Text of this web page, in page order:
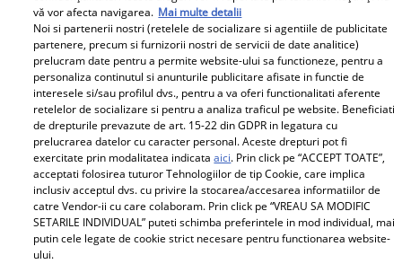
vă vor afecta navigarea. Mai multe detalii
Noi si partenerii nostri (retelele de socializare si agentiile de publicitate
partenere, precum si furnizorii nostri de servicii de date analitice)
prelucram date pentru a permite website-ului sa functioneze, pentru a
personaliza continutul si anunturile publicitare afisate in functie de
interesele si/sau profilul dvs., pentru a va oferi functionalitati aferente
retelelor de socializare si pentru a analiza traficul pe website. Beneficiati
de drepturile prevazute de art. 15-22 din GDPR in legatura cu
prelucrarea datelor cu caracter personal. Aceste drepturi pot fi
exercitate prin modalitatea indicataaici. Prin click pe “ACCEPT TOATE”,
acceptati folosirea tuturor Tehnologiilor de tip Cookie, care implica
inclusiv acceptul dvs. cu privire la stocarea/accesarea informatiilor de
catre Vendor-ii cu care colaboram. Prin click pe “VREAU SA MODIFIC
SETARILE INDIVIDUAL” puteti schimba preferintele in mod individual, mai
putin cele legate de cookie strict necesare pentru functionarea website-
ului.